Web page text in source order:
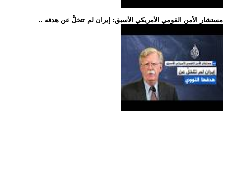
.. مستشار الأمن القومي الأمريكي الأسبق: إيران لم تتخلَّ عن هدفه